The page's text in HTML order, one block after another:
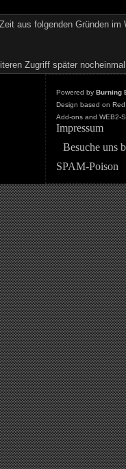
aus folgenden Gründen im
Zugriff später
Powered by Burning
Design based on
Add-ons and WEB2-
Impressum
Besuche uns
SPAM-Poison